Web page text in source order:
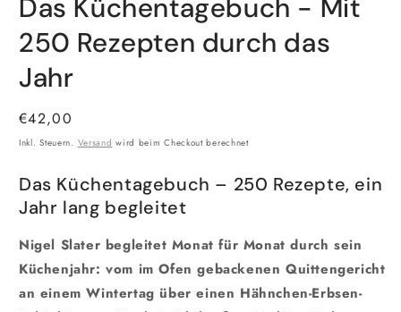
Das Küchentagebuch - Mit
250 Rezepten durch das
Jahr
Normaler
Preis
€42,00
Inkl. Steuern. Versand wird beim Checkout berechnet
Das Küchentagebuch – 250 Rezepte, ein
Jahr lang begleitet
Nigel Slater begleitet Monat für Monat durch sein
Küchenjahr: vom im Ofen gebackenen Quittengericht
an einem Wintertag über einen Hähnchen-Erbsen-